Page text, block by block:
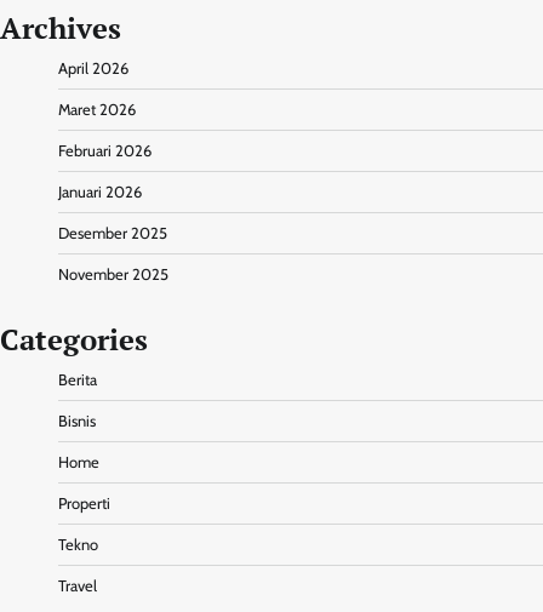
Archives
April 2026
Maret 2026
Februari 2026
Januari 2026
Desember 2025
November 2025
Categories
Berita
Bisnis
Home
Properti
Tekno
Travel